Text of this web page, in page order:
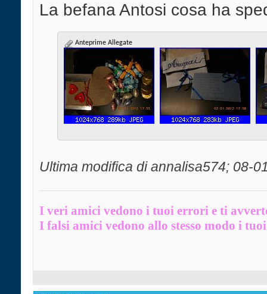
La befana Antosi cosa ha
Anteprime Allegate
Ultima modifica di annalisa574; 08-
I veri amici vedono i tuoi errori e ti
I falsi amici vedono allo stesso modo i